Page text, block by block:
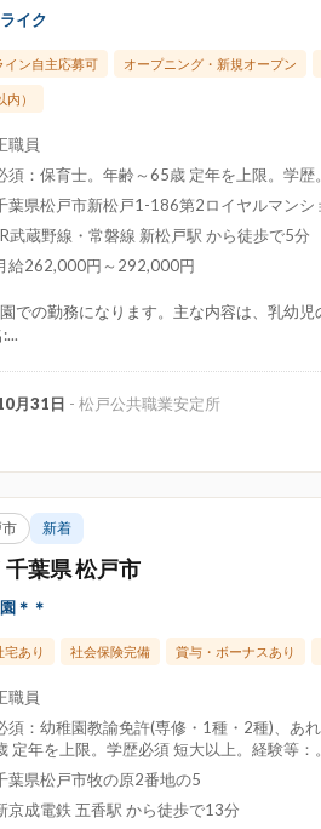
イク
イン自主応募可 オープニング・新規オープン
）
職員
須：保育士。年齢～65歳 定年を上限。学歴
葉県松戸市新松戸1-186第2ロイヤルマンシ
武蔵野線・常磐線 新松戸駅 から徒歩で5分
給262,000円～292,000円
での勤務になります。主な内容は、乳幼
月31日 - 松戸公共職業安定所
新着
千葉県 松戸市
＊＊
宅あり 社会保険完備 賞与・ボーナスあり
職員
須：幼稚園教諭免許(専修・1種・2種)、あ
定年を上限。学歴必須 短大以上。経験等：。
葉県松戸市牧の原2番地の5
京成電鉄 五香駅 から徒歩で13分